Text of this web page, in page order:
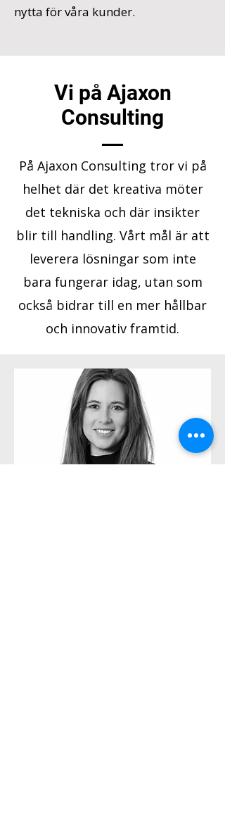
nytta för våra kunder.
Vi på Ajaxon
Consulting
På Ajaxon Consulting tror vi på
helhet där det kreativa möter
det tekniska och där insikter
blir till handling. Vårt mål är att
leverera lösningar som inte
bara fungerar idag, utan som
också bidrar till en mer hållbar
och innovativ framtid.